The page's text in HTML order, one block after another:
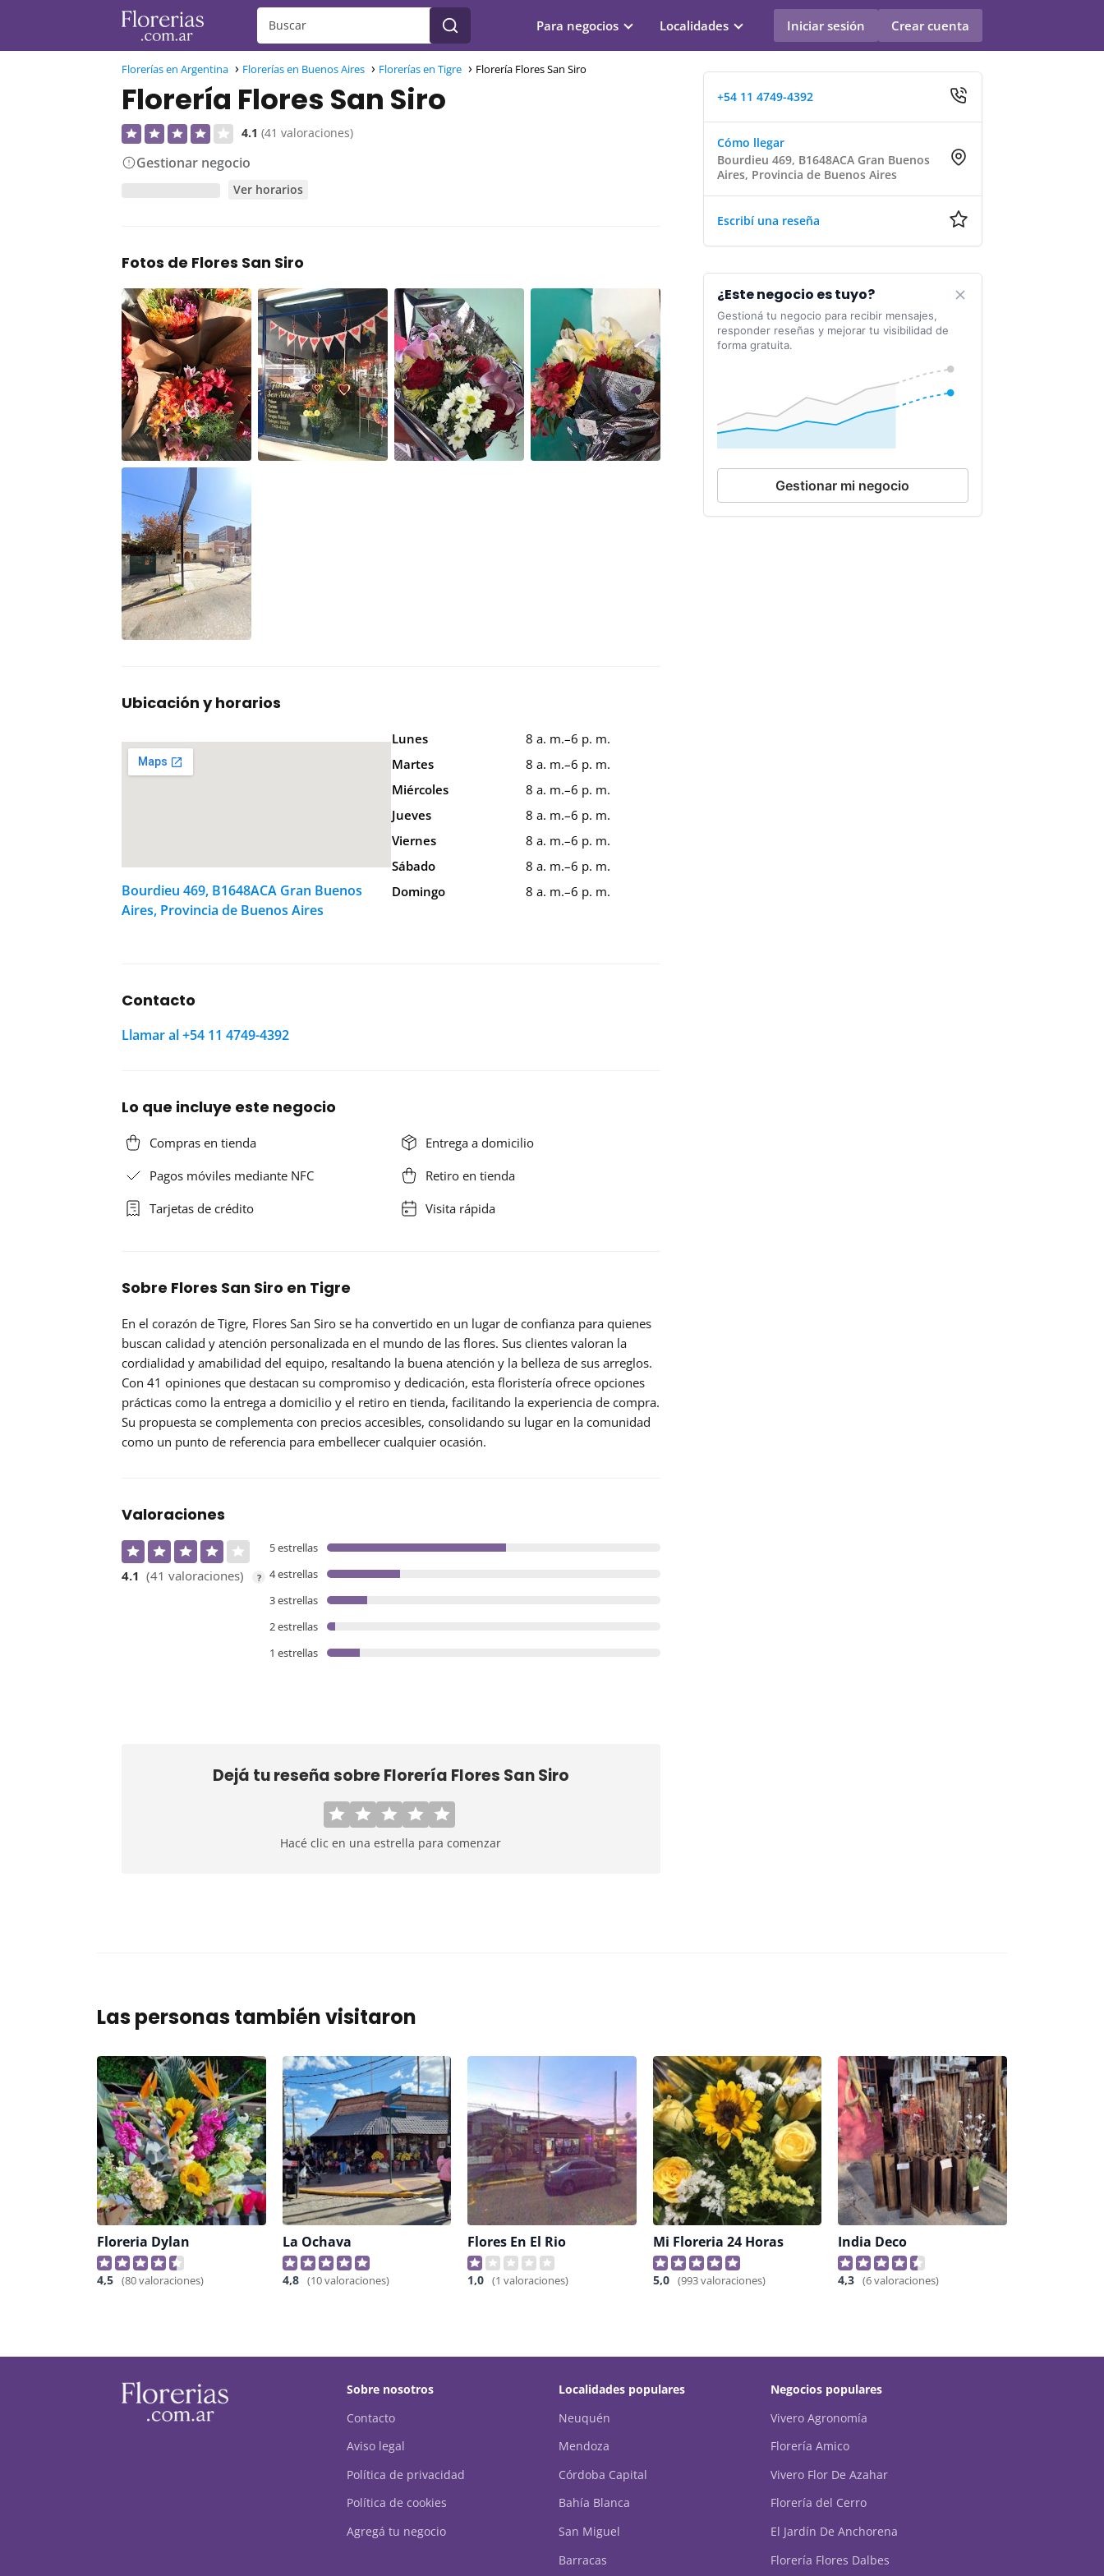
Para negocios Localidades Iniciar sesión Crear cuenta
Florerías en Argentina Florerías en Buenos Aires Florerías en Tigre Florería Flores San Siro
Florería Flores San Siro
4.1 (41 valoraciones)
Gestionar negocio
Ver horarios
Fotos de Flores San Siro
Ubicación y horarios
Bourdieu 469, B1648ACA Gran Buenos
Aires, Provincia de Buenos Aires
Lunes
8 a. m.–6 p. m.
Martes
8 a. m.–6 p. m.
Miércoles
8 a. m.–6 p. m.
Jueves
8 a. m.–6 p. m.
Viernes
8 a. m.–6 p. m.
Sábado
8 a. m.–6 p. m.
Domingo
8 a. m.–6 p. m.
Contacto
Llamar al +54 11 4749-4392
Lo que incluye este negocio
Compras en tienda
Entrega a domicilio
Pagos móviles mediante NFC
Retiro en tienda
Tarjetas de crédito
Visita rápida
Sobre Flores San Siro en Tigre
En el corazón de Tigre, Flores San Siro se ha convertido en un lugar de confianza para quienes
buscan calidad y atención personalizada en el mundo de las flores. Sus clientes valoran la
cordialidad y amabilidad del equipo, resaltando la buena atención y la belleza de sus arreglos.
Con 41 opiniones que destacan su compromiso y dedicación, esta floristería ofrece opciones
prácticas como la entrega a domicilio y el retiro en tienda, facilitando la experiencia de compra.
Su propuesta se complementa con precios accesibles, consolidando su lugar en la comunidad
como un punto de referencia para embellecer cualquier ocasión.
Valoraciones
4.1 (41 valoraciones) ?
5 estrellas
4 estrellas
3 estrellas
2 estrellas
1 estrellas
Dejá tu reseña sobreFlorería Flores San Siro
Hacé clic en una estrella para comenzar
+54 11 4749-4392
Cómo llegar
Bourdieu 469, B1648ACA Gran Buenos
Aires, Provincia de Buenos Aires
Escribí una reseña
¿Este negocio es tuyo?
Gestioná tu negocio para recibir mensajes,
responder reseñas y mejorar tu visibilidad de
forma gratuita.
Gestionar mi negocio
Las personas también visitaron
Floreria Dylan
4,5 (80 valoraciones)
La Ochava
4,8 (10 valoraciones)
Flores En El Rio
1,0 (1 valoraciones)
Mi Floreria 24 Horas
5,0 (993 valoraciones)
India Deco
4,3 (6 valoraciones)
Sobre nosotros
Contacto
Aviso legal
Política de privacidad
Política de cookies
Agregá tu negocio
Localidades populares
Neuquén
Mendoza
Córdoba Capital
Bahía Blanca
San Miguel
Barracas
Negocios populares
Vivero Agronomía
Florería Amico
Vivero Flor De Azahar
Florería del Cerro
El Jardín De Anchorena
Florería Flores Dalbes